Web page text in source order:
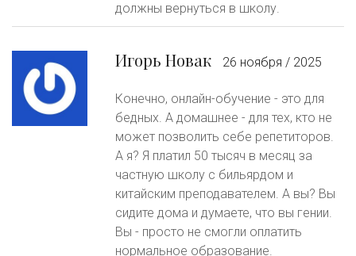
должны вернуться в школу.
Игорь Новак 26 ноября / 2025
Конечно, онлайн-обучение - это для
бедных. А домашнее - для тех, кто не
может позволить себе репетиторов.
А я? Я платил 50 тысяч в месяц за
частную школу с бильярдом и
китайским преподавателем. А вы? Вы
сидите дома и думаете, что вы гении.
Вы - просто не смогли оплатить
нормальное образование.